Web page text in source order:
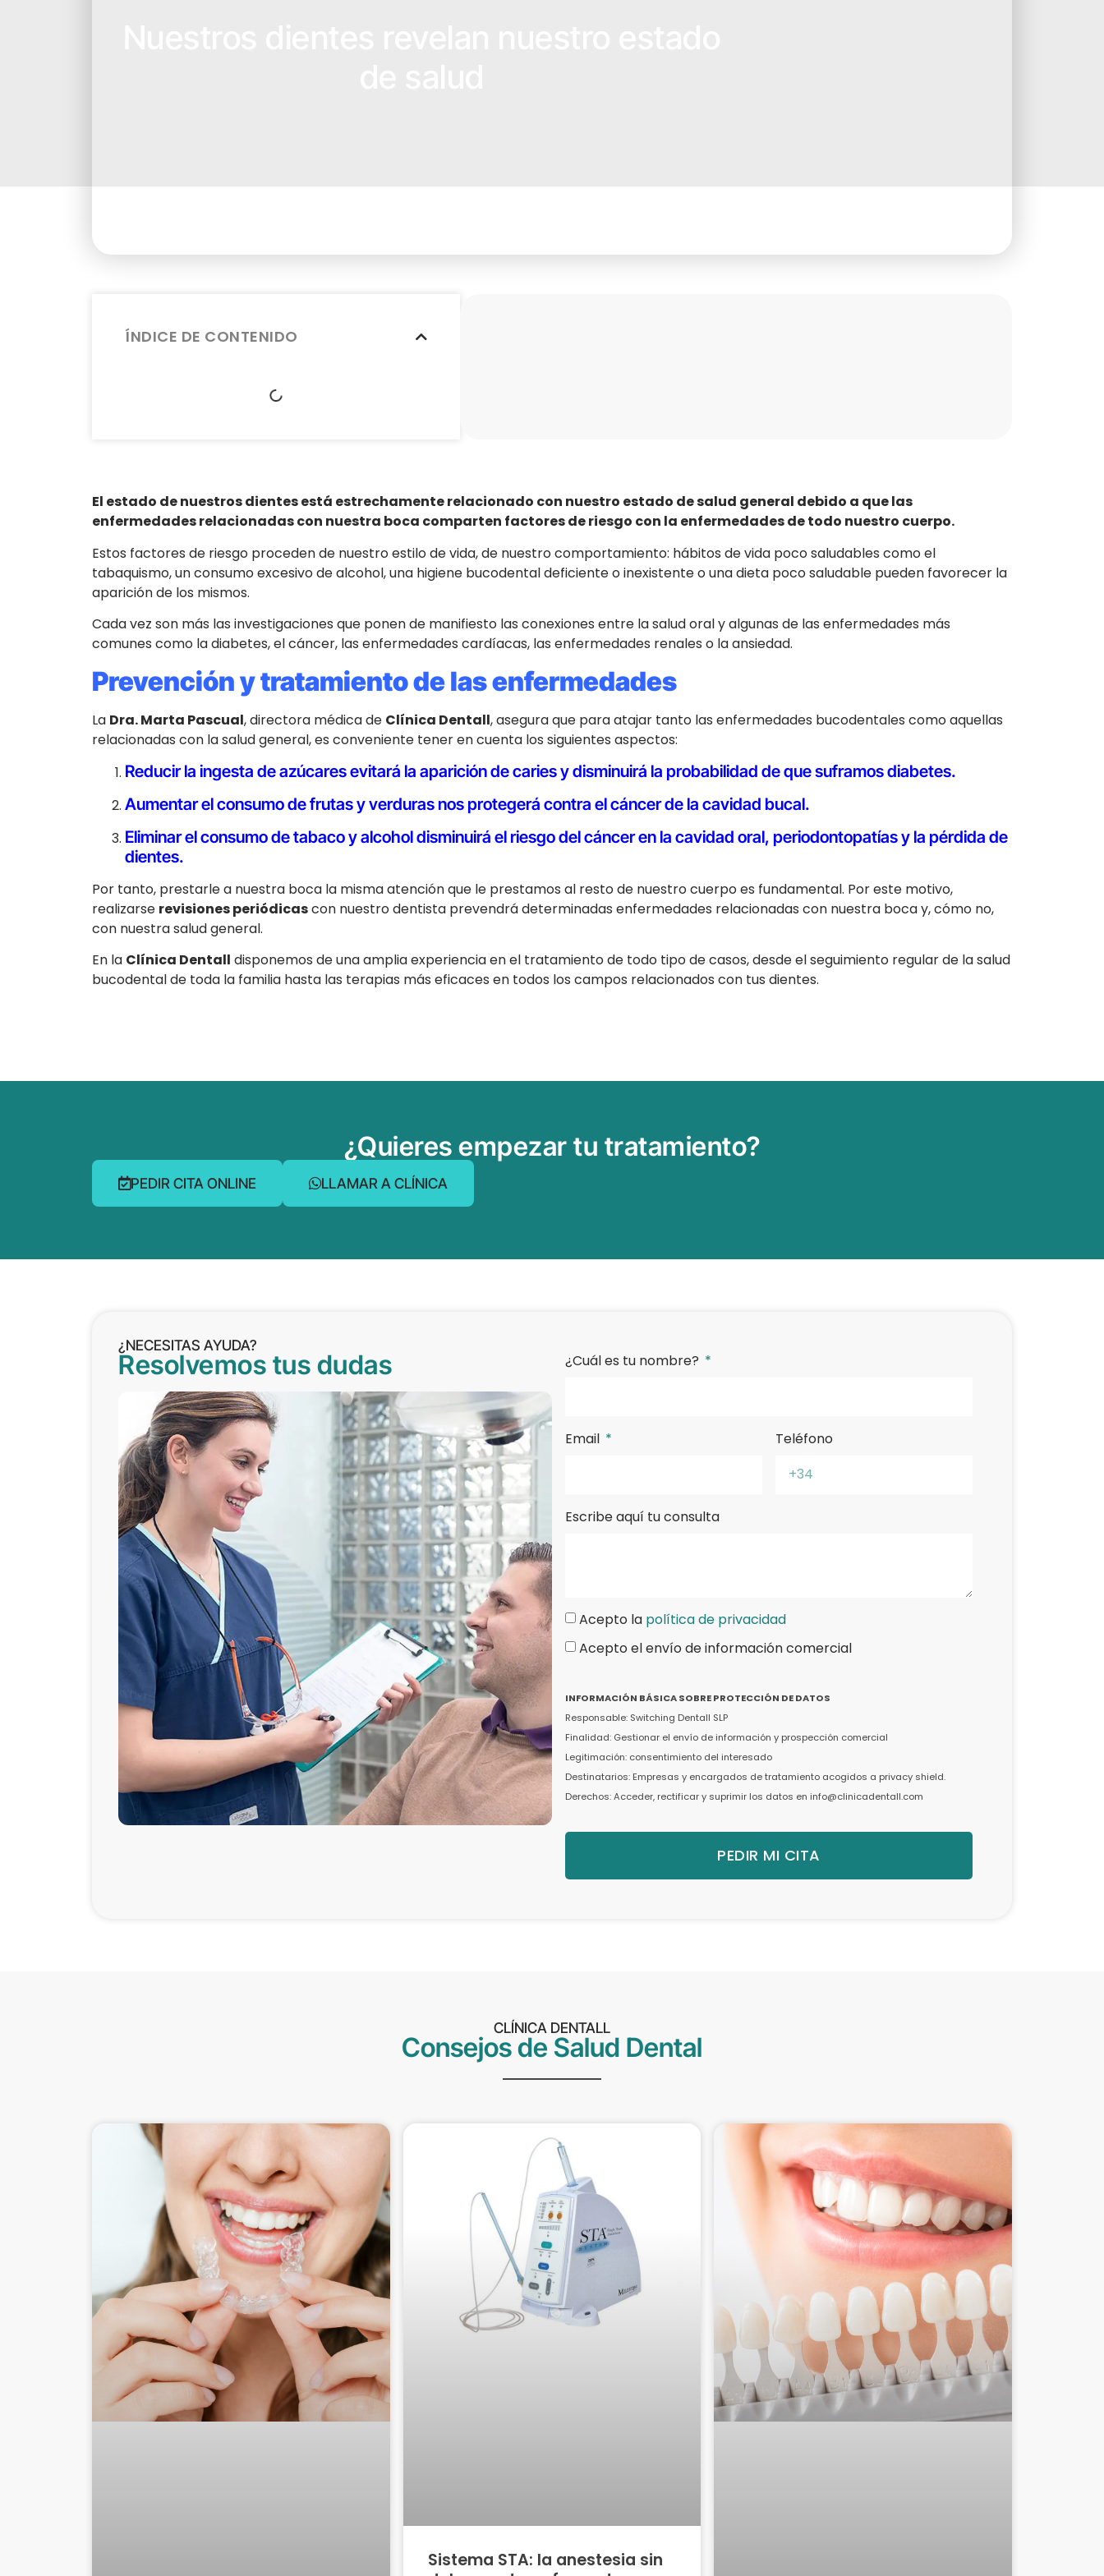
ÍNDICE DE CONTENIDO
El estado de nuestros dientes está estrechamente relacionado con nuestro estado de salud general debido a que las
enfermedades relacionadas con nuestra boca comparten factores de riesgo con la enfermedades de todo nuestro cuerpo.
Estos factores de riesgo proceden de nuestro estilo de vida, de nuestro comportamiento: hábitos de vida poco saludables como el
tabaquismo, un consumo excesivo de alcohol, una higiene bucodental deficiente o inexistente o una dieta poco saludable pueden favorecer la
aparición de los mismos.
Cada vez son más las investigaciones que ponen de manifiesto las conexiones entre la salud oral y algunas de las enfermedades más
comunes como la diabetes, el cáncer, las enfermedades cardíacas, las enfermedades renales o la ansiedad.
Prevención y tratamiento de las enfermedades
La Dra. Marta Pascual, directora médica de Clínica Dentall, asegura que para atajar tanto las enfermedades bucodentales como aquellas
relacionadas con la salud general, es conveniente tener en cuenta los siguientes aspectos:
Reducir la ingesta de azúcares evitará la aparición de caries y disminuirá la probabilidad de que suframos diabetes.
Aumentar el consumo de frutas y verduras nos protegerá contra el cáncer de la cavidad bucal.
Eliminar el consumo de tabaco y alcohol disminuirá el riesgo del cáncer en la cavidad oral, periodontopatías y la pérdida de
dientes.
Por tanto, prestarle a nuestra boca la misma atención que le prestamos al resto de nuestro cuerpo es fundamental. Por este motivo,
realizarse revisiones periódicascon nuestro dentista prevendrá determinadas enfermedades relacionadas con nuestra boca y, cómo no,
con nuestra salud general.
En la Clínica Dentall disponemos de una amplia experiencia en el tratamiento de todo tipo de casos, desde el seguimiento regular de la salud
bucodental de toda la familia hasta las terapias más eficaces en todos los campos relacionados con tus dientes.
¿Quieres empezar tu tratamiento?
PEDIR CITA ONLINE LLAMAR A CLÍNICA
¿NECESITAS AYUDA?
Resolvemos tus dudas ¿Cuál es tu nombre?
Email Teléfono
Escribe aquí tu consulta
Acepto la política de privacidad
Acepto el envío de información comercial
INFORMACIÓN BÁSICA SOBRE PROTECCIÓN DE DATOS
Responsable: Switching Dentall SLP
Finalidad: Gestionar el envío de información y prospección comercial
Legitimación: consentimiento del interesado
Destinatarios: Empresas y encargados de tratamiento acogidos a privacy shield.
Derechos: Acceder, rectificar y suprimir los datos en info@clinicadentall.com
PEDIR MI CITA
CLÍNICA DENTALL
Consejos de Salud Dental
Sistema STA: la anestesia sin